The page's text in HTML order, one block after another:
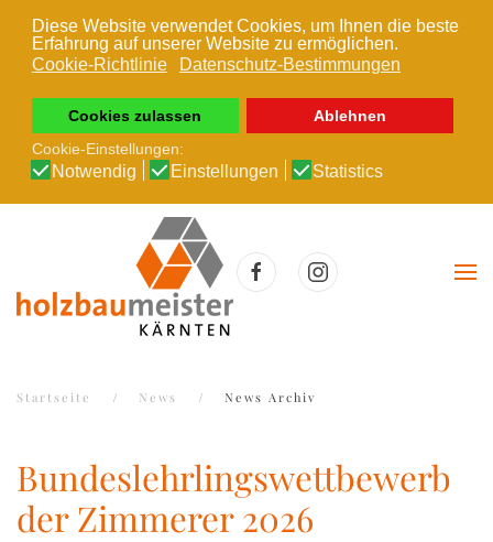
Diese Website verwendet Cookies, um Ihnen die beste
Erfahrung auf unserer Website zu ermöglichen.
Cookie-Richtlinie
Datenschutz-Bestimmungen
Cookies zulassen
Ablehnen
Cookie-Einstellungen:
Notwendig Einstellungen Statistics
Zum Hauptinhalt springen
Startseite News News Archiv
Bundeslehrlingswettbewerb
der Zimmerer 2026